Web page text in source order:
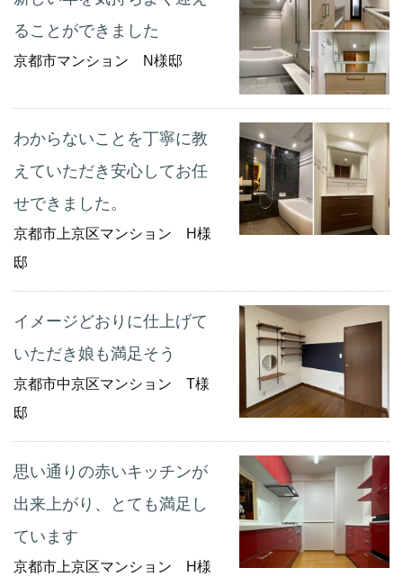
ることができました
京都市マンション N様邸
わからないことを丁寧に教
えていただき安心してお任
せできました。
京都市上京区マンション H様
邸
イメージどおりに仕上げて
いただき娘も満足そう
京都市中京区マンション T様
邸
思い通りの赤いキッチンが
出来上がり、とても満足し
ています
京都市上京区マンション H様